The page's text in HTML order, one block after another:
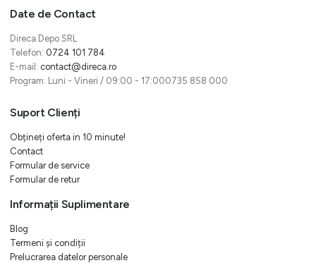
Date de Contact
Direca Depo SRL
Telefon: 0724 101 784
E-mail: contact@direca.ro
Program: Luni - Vineri / 09:00 - 17:000735 858 000
Suport Clienți
Obțineți oferta in 10 minute!
Contact
Formular de service
Formular de retur
Informații Suplimentare
Blog
Termeni și condiții
Prelucrarea datelor personale